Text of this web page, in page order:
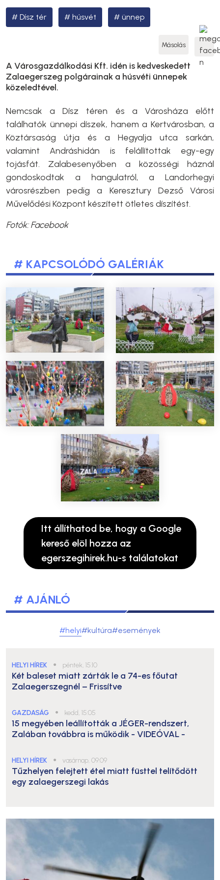
Dísz tér húsvét ünnep
Másolás
A Városgazdálkodási Kft. idén is kedveskedett
Zalaegerszeg polgárainak a húsvéti ünnepek
közeledtével.
Nemcsak a Dísz téren és a Városháza előtt
találhatók ünnepi díszek, hanem a Kertvárosban, a
Köztársaság útja és a Hegyalja utca sarkán,
valamint Andráshidán is felállítottak egy-egy
tojásfát. Zalabesenyőben a közösségi háznál
gondoskodtak a hangulatról, a Landorhegyi
városrészben pedig a Keresztury Dezső Városi
Művelődési Központ készített ötletes díszítést.
Fotók: Facebook
# KAPCSOLÓDÓ GALÉRIÁK
Itt állíthatod be, hogy a Google
kereső elöl hozza az
egerszegihirek.hu-s találatokat
# AJÁNLÓ
#helyi#kultúra#események
HELYI HÍREK ● péntek, 15:10
Két baleset miatt zárták le a 74-es főutat
Zalaegerszegnél – Frissítve
GAZDASÁG ● kedd, 15:05
15 megyében leállították a JÉGER-rendszert,
Zalában továbbra is működik - VIDEÓVAL -
HELYI HÍREK ● vasárnap, 09:09
Tűzhelyen felejtett étel miatt füsttel telítődött
egy zalaegerszegi lakás